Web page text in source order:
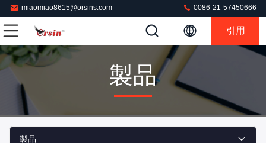
miaomiao8615@orsins.com 0086-21-57450666
引用
製品
製品